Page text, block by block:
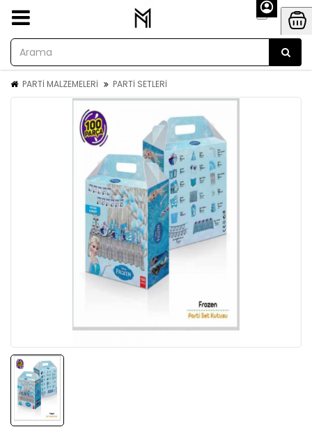
PARTİ MALZEMELERİ PARTİ SETLERİ